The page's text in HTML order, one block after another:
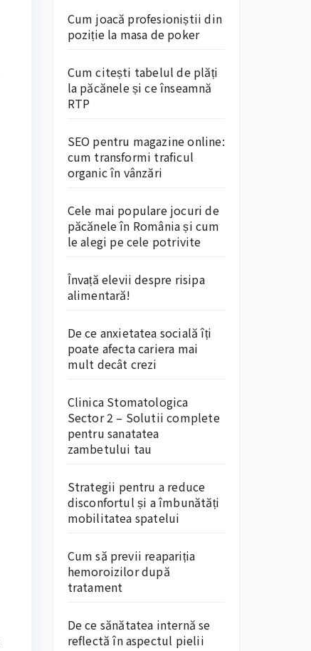
Cum joacă profesioniștii din
poziție la masa de poker
Cum citești tabelul de plăți
la păcănele și ce înseamnă
RTP
SEO pentru magazine online:
cum transformi traficul
organic în vânzări
Cele mai populare jocuri de
păcănele în România și cum
le alegi pe cele potrivite
Învață elevii despre risipa
alimentară!
De ce anxietatea socială îți
poate afecta cariera mai
mult decât crezi
Clinica Stomatologica
Sector 2 – Solutii complete
pentru sanatatea
zambetului tau
Strategii pentru a reduce
disconfortul și a îmbunătăți
mobilitatea spatelui
Cum să previi reapariția
hemoroizilor după
tratament
De ce sănătatea internă se
reflectă în aspectul pielii